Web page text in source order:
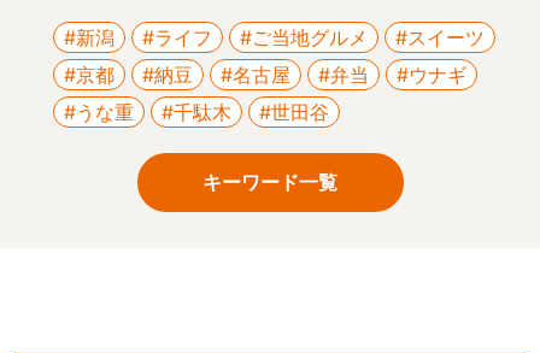
#新潟 #ライフ #ご当地グルメ
#スイーツ
#京都
#納豆 #名古屋 #弁当
#ウナギ
#うな重
#千駄木 #世田谷
キーワード一覧